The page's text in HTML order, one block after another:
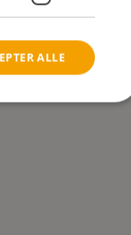
ALLE